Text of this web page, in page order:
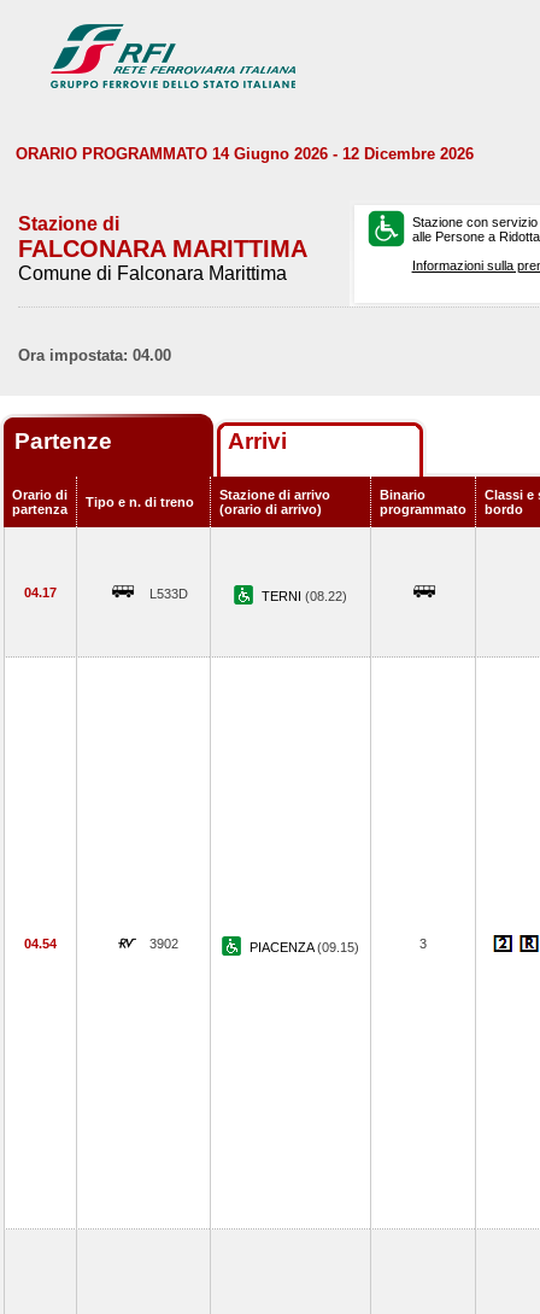
ORARIO PROGRAMMATO 14 Giugno 2026 - 12 Dicembre 2026
Stazione di
FALCONARA MARITTIMA
Comune di Falconara Marittima
Stazione con
alle Persone a
Informazioni sulla
Ora impostata: 04.00
Partenze Arrivi
Orario di
partenza
Tipo e n. di treno
Stazione di arrivo
(orario di arrivo)
Binario
programmato
Classi e
bordo
04.17 L533D TERNI (08.22)
04.54 3902 PIACENZA(09.15) 3